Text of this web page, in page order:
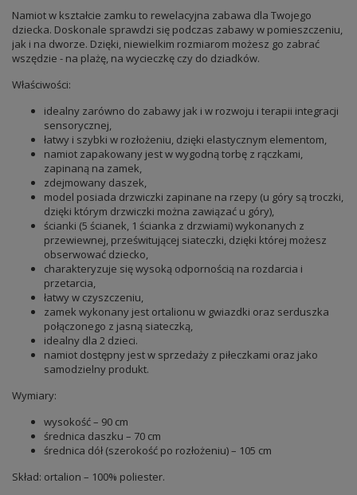
Namiot w kształcie zamku to rewelacyjna zabawa dla Twojego
dziecka. Doskonale sprawdzi się podczas zabawy w pomieszczeniu,
jak i na dworze. Dzięki, niewielkim rozmiarom możesz go zabrać
wszędzie - na plażę, na wycieczkę czy do dziadków.
Właściwości:
idealny zarówno do zabawy jak i w rozwoju i terapii integracji
sensorycznej,
łatwy i szybki w rozłożeniu, dzięki elastycznym elementom,
namiot zapakowany jest w wygodną torbę z rączkami,
zapinaną na zamek,
zdejmowany daszek,
model posiada drzwiczki zapinane na rzepy (u góry są troczki,
dzięki którym drzwiczki można zawiązać u góry),
ścianki (5 ścianek, 1 ścianka z drzwiami) wykonanych z
przewiewnej, prześwitującej siateczki, dzięki której możesz
obserwować dziecko,
charakteryzuje się wysoką odpornością na rozdarcia i
przetarcia,
łatwy w czyszczeniu,
zamek wykonany jest ortalionu w gwiazdki oraz serduszka
połączonego z jasną siateczką,
idealny dla 2 dzieci.
namiot dostępny jest w sprzedaży z piłeczkami oraz jako
samodzielny produkt.
Wymiary:
wysokość – 90 cm
średnica daszku – 70 cm
średnica dół (szerokość po rozłożeniu) – 105 cm
Skład: ortalion – 100% poliester.